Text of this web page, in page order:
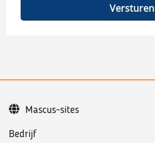
Versturen
Bedrijf
Mascus-sites